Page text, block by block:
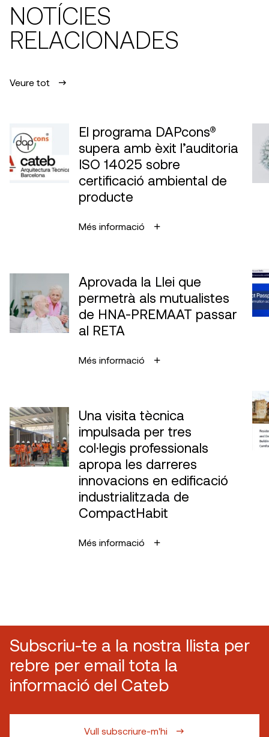
NOTÍCIES
RELACIONADES
Veure tot
El programa DAPcons®
supera amb èxit l’auditoria
ISO 14025 sobre
certificació ambiental de
producte
Més informació
Aprovada la Llei que
permetrà als mutualistes
de HNA-PREMAAT passar
al RETA
Més informació
Una visita tècnica
impulsada per tres
col·legis professionals
apropa les darreres
innovacions en edificació
industrialitzada de
CompactHabit
Més informació
Subscriu-te a la nostra llista per
rebre per email tota la
informació del Cateb
Vull subscriure-m'hi